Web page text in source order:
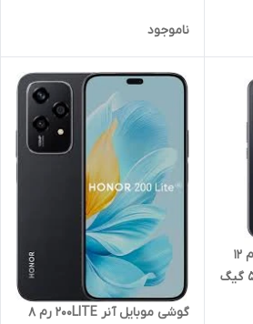
ناموجود
گوشی موبایل آنر 400 پرو رم 12
گیگ رام و حافظه داخلی 512 گیگ
گوشی موبایل آنر 200LITE رم 8